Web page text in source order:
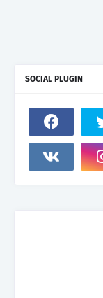
SOCIAL PLUGIN